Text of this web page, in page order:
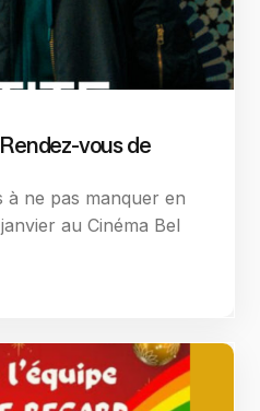
vous de
ne pas manquer en
au Cinéma Bel